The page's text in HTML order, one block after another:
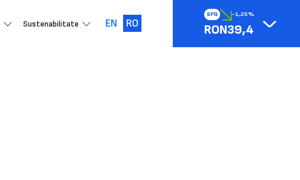
SFG -1,25%
RON39,4
Sustenabilitate EN RO